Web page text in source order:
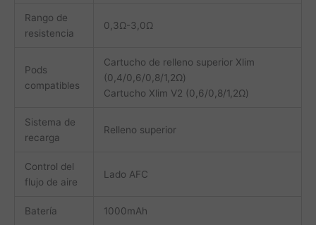
Rango de
resistencia
0,3Ω-3,0Ω
Pods
compatibles
Cartucho de relleno superior Xlim
(0,4/0,6/0,8/1,2Ω)
Cartucho Xlim V2 (0,6/0,8/1,2Ω)
Sistema de
recarga
Relleno superior
Control del
flujo de aire
Lado AFC
Batería 1000mAh